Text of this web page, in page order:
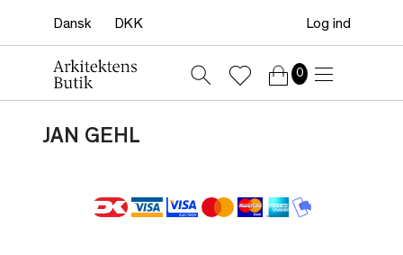
Log ind
0
JAN GEHL